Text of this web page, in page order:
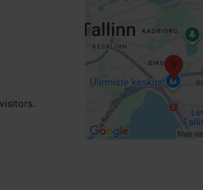
Tavauks, käsitsi
Liuguksed
Liftid, tavalift -
Kaldtee (>= 10 %)
Invatualett
Invatualeti pott
Lapsemähkimine
WiFi